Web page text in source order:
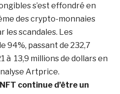
s’est effondré en
des crypto-monnaies
les scandales. Les
94%, passant de 232,7
à 13,9 millions de dollars en
Artprice.
continue d’être un